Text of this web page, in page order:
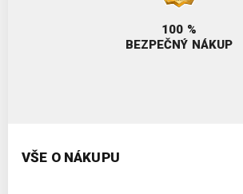
100 %
BEZPEČNÝ NÁKUP
VŠE O NÁKUPU